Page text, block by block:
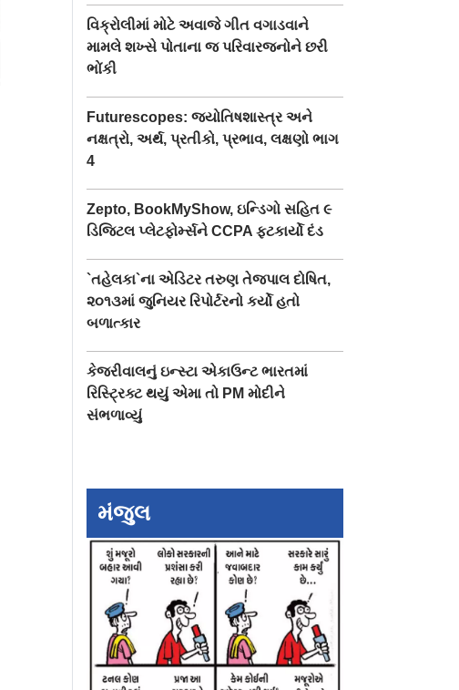
આવારાપન 2ની પહેલાં
નહીં પણ પછી થિયેટરમાં
રીરિલીઝ થશે આવારાપન
વિક્રોલીમાં મોટે અવાજે ગીત વગાડવાને
મામલે શખ્સે પોતાના જ પરિવારજનોને છરી
ભોંકી
Futurescopes: જ્યોતિષશાસ્ત્ર અને
નક્ષત્રો, અર્થ, પ્રતીકો, પ્રભાવ, લક્ષણો ભાગ
4
Zepto, BookMyShow, ઇન્ડિગો સહિત ૯
ડિજિટલ પ્લેટફોર્મ્સને CCPA ફટકાર્યો દંડ
`તહેલકા`ના એડિટર તરુણ તેજપાલ દોષિત,
૨૦૧૩માં જુનિયર રિપોર્ટરનો કર્યો હતો
બળાત્કાર
કેજરીવાલનું ઇન્સ્ટા એકાઉન્ટ ભારતમાં
રિસ્ટ્રિક્ટ થયું એમા તો PM મોદીને
સંભળાવ્યું
મંજુલ